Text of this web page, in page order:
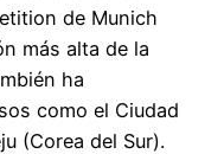
de Munich
más alta de la
ha
como el Ciudad
(Corea del Sur).